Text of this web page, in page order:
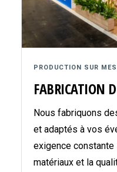
PRODUCTION SUR
FABRICATION
Nous fabriquons
et adaptés à vos
exigence
matériaux et la